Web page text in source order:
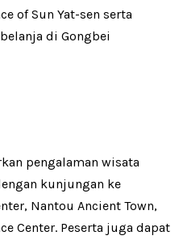
of Sun Yat-sen serta
di Gongbei
pengalaman wisata
kunjungan ke
Nantou Ancient Town,
Center. Peserta juga dapat